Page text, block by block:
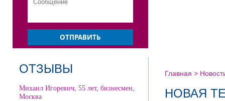
ОТЗЫВЫ
Михаил Игоревич, 55 лет, бизнесмен,
Москва
Главная >
НОВАЯ